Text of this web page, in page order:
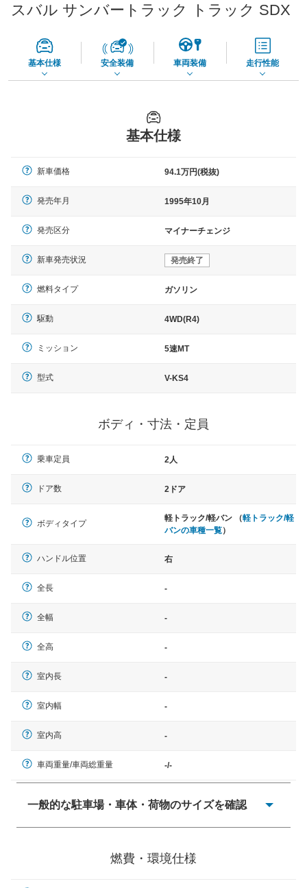
スバル サンバートラック トラック SDX
基本仕様 安全装備 車両装備 走行性能
基本仕様
新車価格 94.1万円(税抜)
発売年月 1995年10月
発売区分 マイナーチェンジ
新車発売状況 発売終了
燃料タイプ ガソリン
駆動 4WD(R4)
ミッション 5速MT
型式 V-KS4
ボディ・寸法・定員
乗車定員 2人
ドア数 2ドア
ボディタイプ
軽トラック/軽バン （軽トラック/軽
バンの車種一覧）
ハンドル位置 右
全長 -
全幅 -
全高 -
室内長 -
室内幅 -
室内高 -
車両重量/車両総重量 -/-
一般的な駐車場・車体・荷物のサイズを確認
× 長さ 5,000mm 車路幅 5,000mmというサイズが標準値
燃費・環境仕様